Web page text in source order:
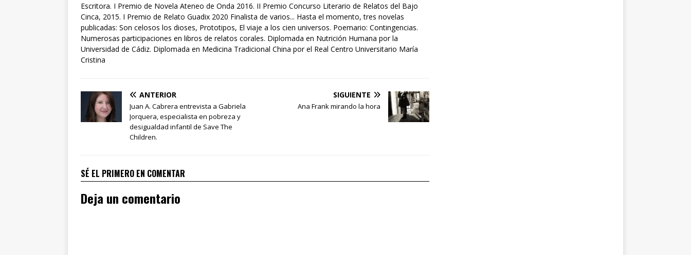
Escritora. I Premio de Novela Ateneo de Onda 2016. II Premio Concurso Literario de Relatos del Bajo
Cinca, 2015. I Premio de Relato Guadix 2020 Finalista de varios... Hasta el momento, tres novelas
publicadas: Son celosos los dioses, Prototipos, El viaje a los cien universos. Poemario: Contingencias.
Numerosas participaciones en libros de relatos corales. Diplomada en Nutrición Humana por la
Universidad de Cádiz. Diplomada en Medicina Tradicional China por el Real Centro Universitario María
Cristina
ANTERIOR
Juan A. Cabrera entrevista a Gabriela
Jorquera, especialista en pobreza y
desigualdad infantil de Save The
Children.
SIGUIENTE
Ana Frank mirando la hora
SÉ EL PRIMERO EN COMENTAR
Deja un comentario